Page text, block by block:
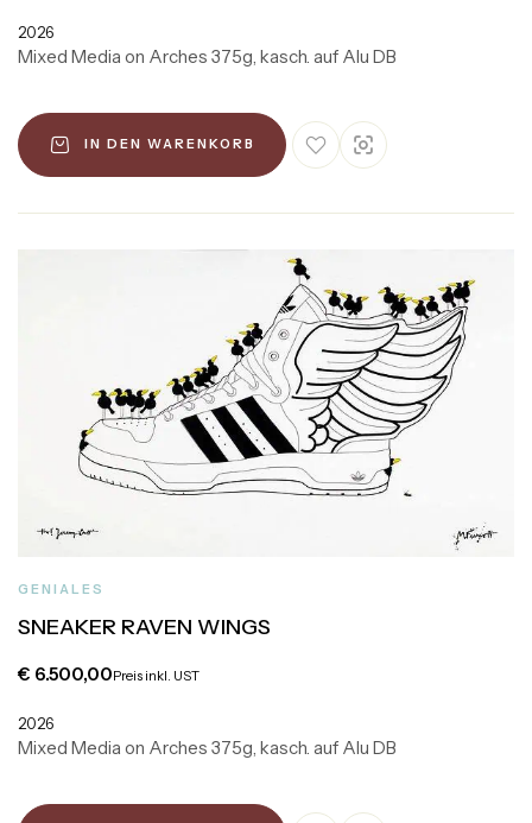
2026
Mixed Media on Arches 375g, kasch. auf Alu DB
IN DEN WARENKORB
GENIALES
SNEAKER RAVEN WINGS
€ 6.500,00Preis inkl. UST
2026
Mixed Media on Arches 375g, kasch. auf Alu DB